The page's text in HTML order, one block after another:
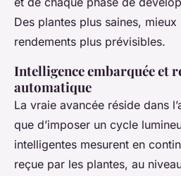
Des plantes plus saines,
rendements plus prévisibles.
Intelligence embarquée et
automatique
La vraie avancée réside dans
que d’imposer un cycle
intelligentes mesurent en
reçue par les plantes, au